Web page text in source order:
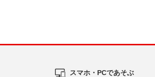
スマホ・PCであそぶ